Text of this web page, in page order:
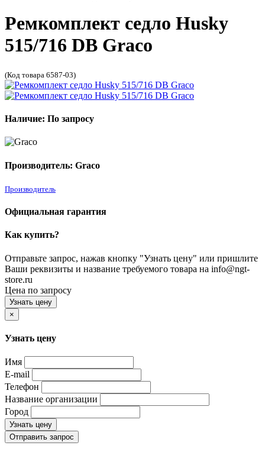
Ремкомплект седло Husky
515/716 DB Graco
(Код товара 6587-03)
Наличие: По запросу
Производитель: Graco
Производитель
Официальная гарантия
Как купить?
Отправьте запрос, нажав кнопку "Узнать цену" или пришлите
Ваши реквизиты и название требуемого товара на info@ngt-
store.ru
Цена по запросу
Узнать цену
×
Узнать цену
Имя
E-mail
Телефон
Название организации
Город
Узнать цену
Отправить запрос